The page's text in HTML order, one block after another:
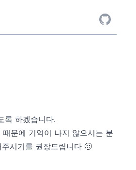
록 하겠습니다.
문에 기억이 나지 않으시는 분
시기를 권장드립니다 🙂